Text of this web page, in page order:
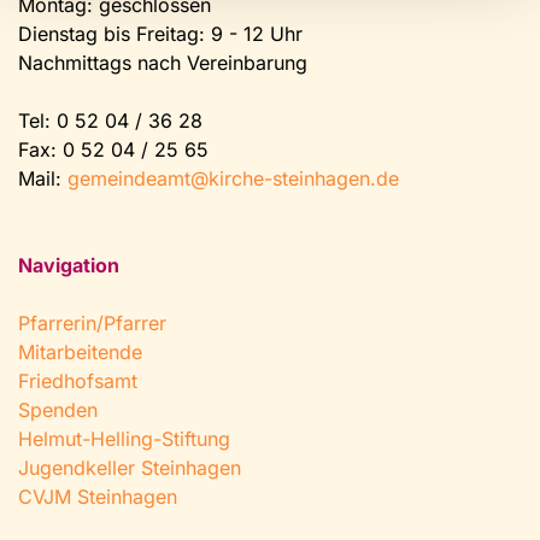
Montag: geschlossen
Dienstag bis Freitag: 9 - 12 Uhr
Nachmittags nach Vereinbarung
Tel: 0 52 04 / 36 28
Fax: 0 52 04 / 25 65
Mail: gemeindeamt@kirche-steinhagen.de
Navigation
Pfarrerin/Pfarrer
Mitarbeitende
Friedhofsamt
Spenden
Helmut-Helling-Stiftung
Jugendkeller Steinhagen
CVJM Steinhagen